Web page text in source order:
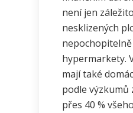
není jen
nesklizených
hypermarkety.
mají také
podle
přes 40 %